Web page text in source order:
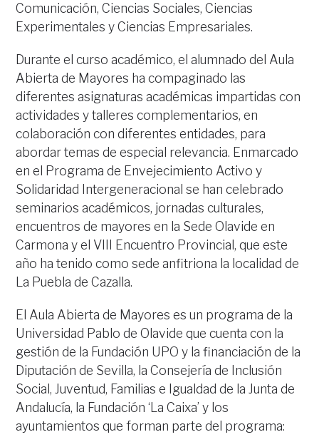
Comunicación, Ciencias Sociales, Ciencias
Experimentales y Ciencias Empresariales.
Durante el curso académico, el alumnado del Aula
Abierta de Mayores ha compaginado las
diferentes asignaturas académicas impartidas con
actividades y talleres complementarios, en
colaboración con diferentes entidades, para
abordar temas de especial relevancia. Enmarcado
en el Programa de Envejecimiento Activo y
Solidaridad Intergeneracional se han celebrado
seminarios académicos, jornadas culturales,
encuentros de mayores en la Sede Olavide en
Carmona y el VIII Encuentro Provincial, que este
año ha tenido como sede anfitriona la localidad de
La Puebla de Cazalla.
El Aula Abierta de Mayores es un programa de la
Universidad Pablo de Olavide que cuenta con la
gestión de la Fundación UPO y la financiación de la
Diputación de Sevilla, la Consejería de Inclusión
Social, Juventud, Familias e Igualdad de la Junta de
Andalucía, la Fundación ‘La Caixa’ y los
ayuntamientos que forman parte del programa: